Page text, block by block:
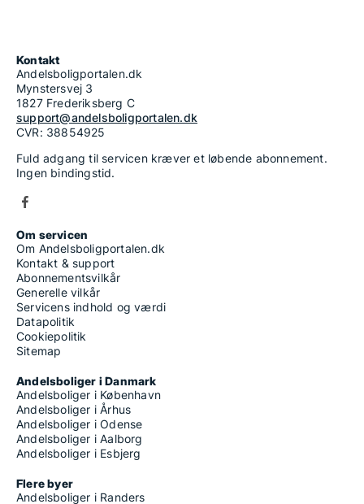
Kontakt
Andelsboligportalen.dk
Mynstersvej 3
1827 Frederiksberg C
support@andelsboligportalen.dk
CVR: 38854925
Fuld adgang til servicen kræver et løbende abonnement.
Ingen bindingstid.
Om servicen
Om Andelsboligportalen.dk
Kontakt & support
Abonnementsvilkår
Generelle vilkår
Servicens indhold og værdi
Datapolitik
Cookiepolitik
Sitemap
Andelsboliger i Danmark
Andelsboliger i København
Andelsboliger i Århus
Andelsboliger i Odense
Andelsboliger i Aalborg
Andelsboliger i Esbjerg
Flere byer
Andelsboliger i Randers